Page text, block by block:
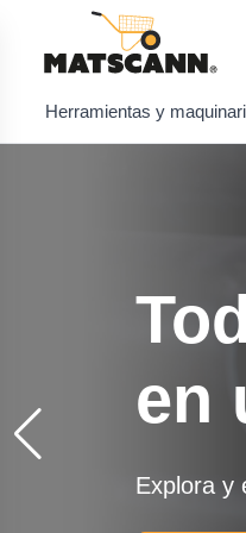
Herramientas y
Cotiza